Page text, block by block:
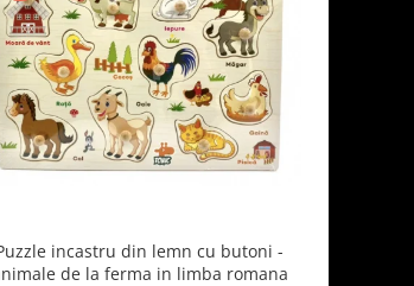
incastru din lemn cu butoni -
de la ferma in limba romana